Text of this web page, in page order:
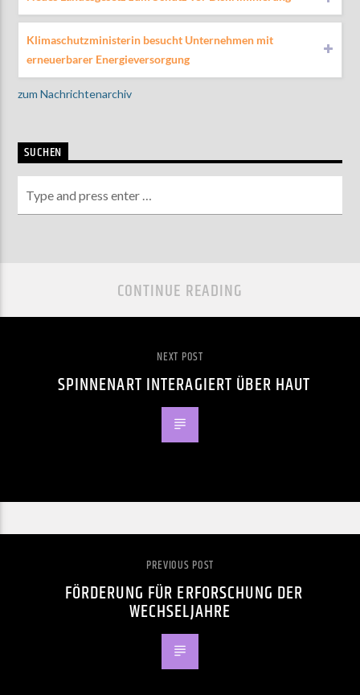
Klimaschutzministerin besucht Unternehmen mit
erneuerbarer Energieversorgung
zum Nachrichtenarchiv
SUCHEN
CONTINUE READING
NEXT POST
SPINNENART INTERAGIERT ÜBER HAUT
PREVIOUS POST
FÖRDERUNG FÜR ERFORSCHUNG DER
WECHSELJAHRE